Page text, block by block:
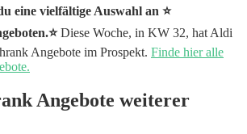
eine vielfältige Auswahl an ⭐️
Diese Woche, in KW 32, hat Aldi
Angebote im Prospekt. Finde hier alle
Angebote weiterer